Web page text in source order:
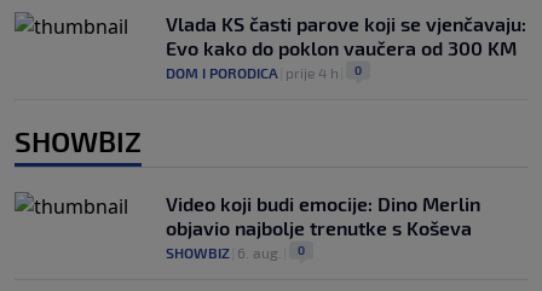
Vlada KS časti parove koji se vjenčavaju:
Evo kako do poklon vaučera od 300 KM
DOM I PORODICA prije 4 h 0
SHOWBIZ
Video koji budi emocije: Dino Merlin
objavio najbolje trenutke s Koševa
SHOWBIZ 6. aug. 0